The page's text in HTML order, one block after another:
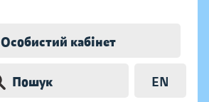
Особистий кабінет
Пошук EN